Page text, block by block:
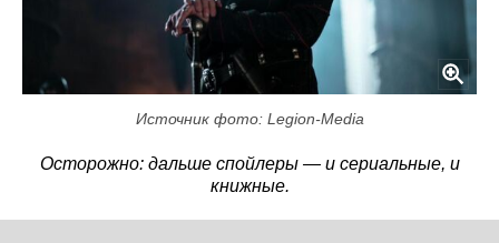
Источник фото: Legion-Media
Осторожно: дальше спойлеры — и сериальные, и
книжные.